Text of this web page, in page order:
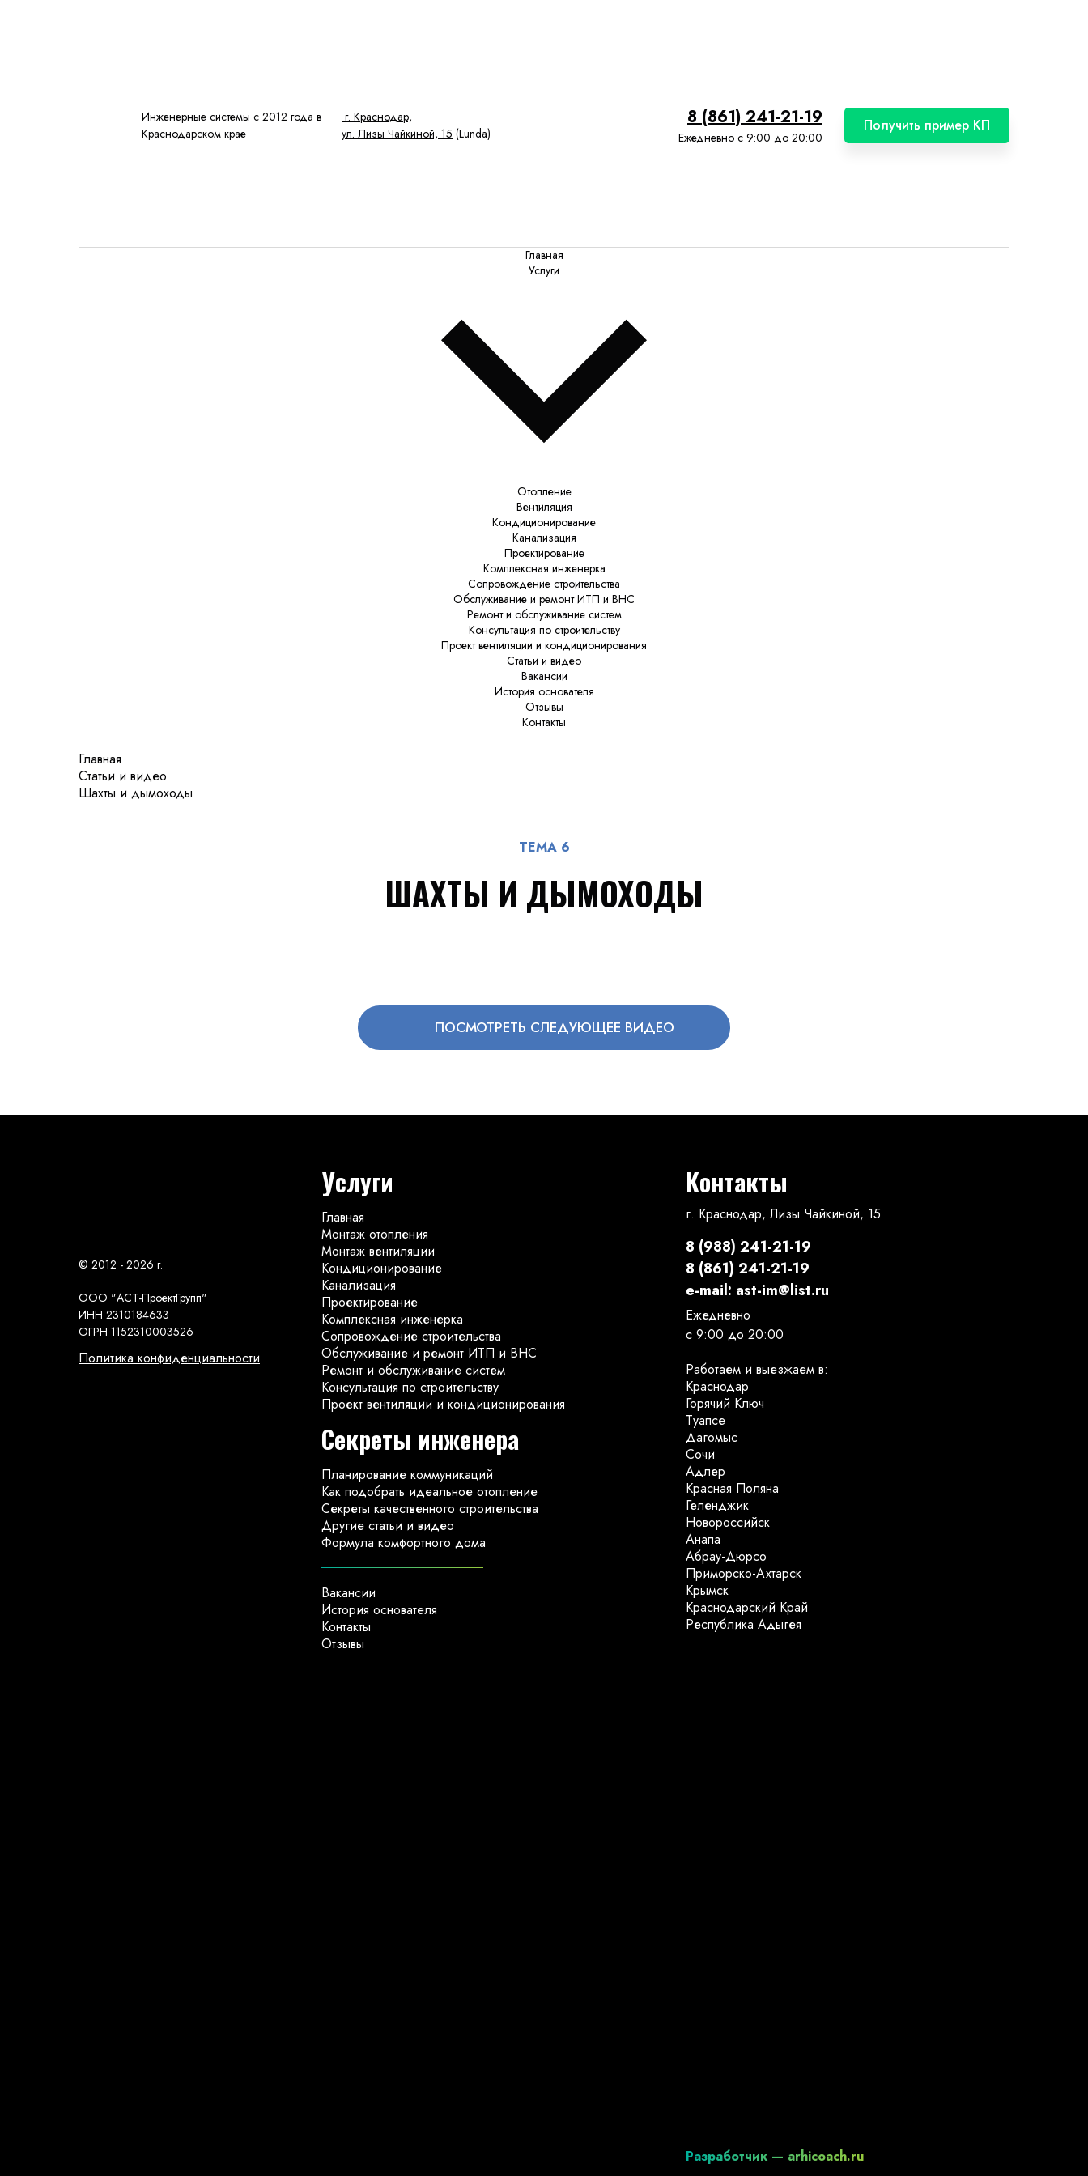
Инженерные системы с 2012 года в
Краснодарском крае
г. Краснодар,
ул. Лизы Чайкиной, 15 (Lunda)
8 (861) 241-21-19
Ежедневно с 9:00 до 20:00
Получить пример КП
Главная
Услуги
Отопление
Вентиляция
Кондиционирование
Канализация
Проектирование
Комплексная инженерка
Сопровождение строительства
Обслуживание и ремонт ИТП и ВНС
Ремонт и обслуживание систем
Консультация по строительству
Проект вентиляции и кондиционирования
Статьи и видео
Вакансии
История основателя
Отзывы
Контакты
Главная
Статьи и видео
Шахты и дымоходы
ТЕМА 6
ШАХТЫ И ДЫМОХОДЫ
ПОСМОТРЕТЬ СЛЕДУЮЩЕЕ ВИДЕО
© 2012 - 2026 г.
ООО "АСТ-ПроектГрупп"
ИНН 2310184633
ОГРН 1152310003526
Политика конфиденциальности
Услуги
Главная
Монтаж отопления
Монтаж вентиляции
Кондиционирование
Канализация
Проектирование
Комплексная инженерка
Сопровождение строительства
Обслуживание и ремонт ИТП и ВНС
Ремонт и обслуживание систем
Консультация по строительству
Проект вентиляции и кондиционирования
Секреты инженера
Планирование коммуникаций
Как подобрать идеальное отопление
Секреты качественного строительства
Другие статьи и видео
Формула комфортного дома
Вакансии
История основателя
Контакты
Отзывы
Контакты
г. Краснодар, Лизы Чайкиной, 15
8 (988) 241-21-19
8 (861) 241-21-19
e-mail: ast-im@list.ru
Ежедневно
с 9:00 до 20:00
Работаем и выезжаем в:
Краснодар
Горячий Ключ
Туапсе
Дагомыс
Сочи
Адлер
Красная Поляна
Геленджик
Новороссийск
Анапа
Абрау-Дюрсо
Приморско-Ахтарск
Крымск
Краснодарский Край
Республика Адыгея
Разработчик — arhicoach.ru